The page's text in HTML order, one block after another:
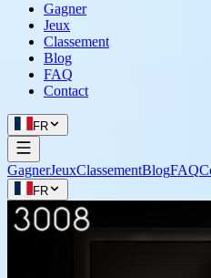
Gagner
Jeux
Classement
Blog
FAQ
Contact
FR
GagnerJeuxClassementBlogFAQ
FR